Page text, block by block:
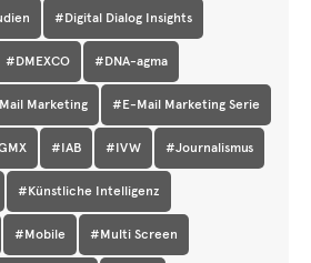
#Digital Dialog Insights
#DMEXCO #DNA-agma
Marketing #E-Mail Marketing Serie
#IAB #IVW #Journalismus
#Künstliche Intelligenz
#Mobile #Multi Screen